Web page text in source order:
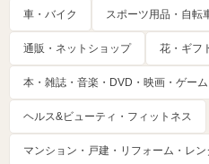
車・バイク スポーツ用品・自転
通販・ネットショップ 花・ギフ
本・雑誌・音楽・DVD・映画・ゲーム
ヘルス&ビューティ・フィットネス
マンション・戸建・リフォーム・レ